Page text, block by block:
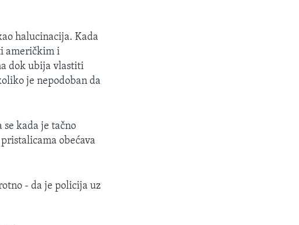
halucinacija. Kada
američkim i
dok ubija vlastiti
je nepodoban da
se kada je tačno
obećava
- da je policija uz